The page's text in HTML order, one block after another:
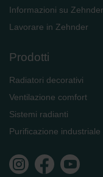
Informazioni su Zehnder
Lavorare in Zehnder
Prodotti
Radiatori decorativi
Ventilazione comfort
Sistemi radianti
Purificazione